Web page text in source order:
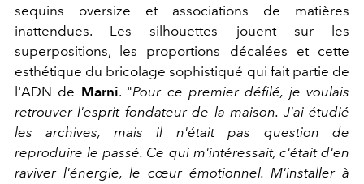
sequins oversize et associations de matières
inattendues. Les silhouettes jouent sur les
superpositions, les proportions décalées et cette
esthétique du bricolage sophistiqué qui fait partie de
l'ADN de Marni. "Pour ce premier défilé, je voulais
retrouver l'esprit fondateur de la maison. J'ai étudié
les archives, mais il n'était pas question de
reproduire le passé. Ce qui m'intéressait, c'était d'en
raviver l'énergie, le cœur émotionnel. M'installer à